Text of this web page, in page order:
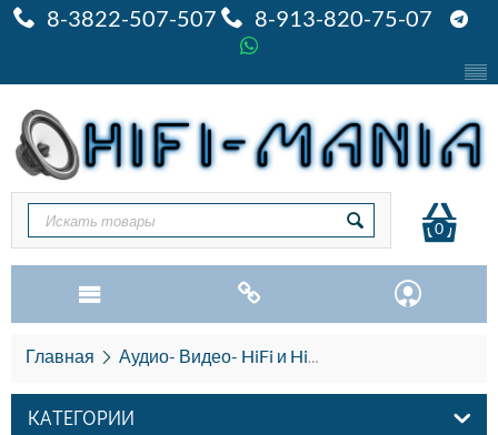
8-3822-507-507 8-913-820-75-07
0
Главная Аудио- Видео- HiFi и HiEND
КАТЕГОРИИ